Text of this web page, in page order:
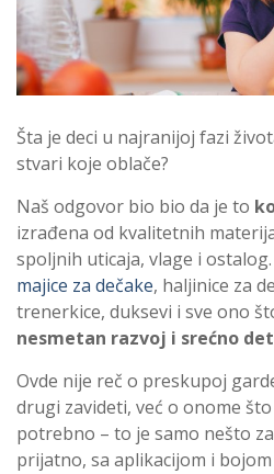
Šta je deci u najranijoj fazi
stvari koje oblače?
Naš odgovor bio bio da je to
izrađena od kvalitetnih
spoljnih uticaja, vlage i ostalog.
majice za dečake, haljinice za
trenerkice, duksevi i sve ono
nesmetan razvoj i srećno
Ovde nije reč o preskupoj
drugi zavideti, već o onome
potrebno – to je samo nešto
prijatno, sa aplikacijom i